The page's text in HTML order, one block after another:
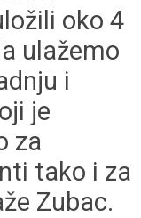
oko 4
ulažemo
i
je
za
tako i za
Zubac.